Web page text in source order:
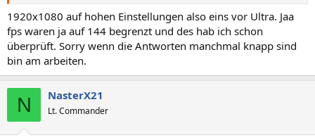
1920x1080 auf hohen Einstellungen also eins vor Ultra. Jaa
fps waren ja auf 144 begrenzt und des hab ich schon
überprüft. Sorry wenn die Antworten manchmal knapp sind
bin am arbeiten.
N NasterX21
Lt. Commander